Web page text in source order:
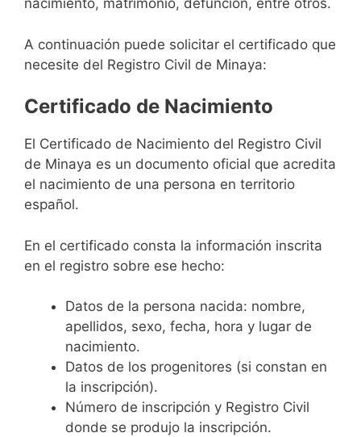
nacimiento, matrimonio, defunción, entre otros.
A continuación puede solicitar el certificado que
necesite del Registro Civil de Minaya:
Certificado de Nacimiento
El Certificado de Nacimiento del Registro Civil
de Minaya es un documento oficial que acredita
el nacimiento de una persona en territorio
español.
En el certificado consta la información inscrita
en el registro sobre ese hecho:
Datos de la persona nacida: nombre,
apellidos, sexo, fecha, hora y lugar de
nacimiento.
Datos de los progenitores (si constan en
la inscripción).
Número de inscripción y Registro Civil
donde se produjo la inscripción.